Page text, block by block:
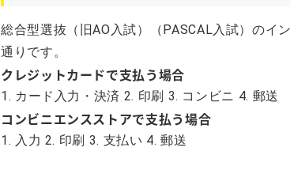
総合型選抜（旧AO入試）（PASCAL入試）のイ
通りです。
クレジットカードで支払う場合
1. カード入力・決済 2. 印刷 3. コンビニ 4. 郵送
コンビニエンスストアで支払う場合
1. 入力 2. 印刷 3. 支払い 4. 郵送